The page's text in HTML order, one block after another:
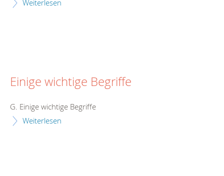
Weiterlesen
Einige wichtige Begriffe
G. Einige wichtige Begriffe
Weiterlesen